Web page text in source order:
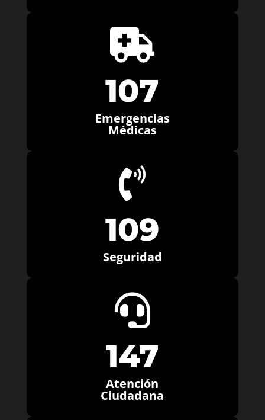

107
Emergencias
Médicas

109
Seguridad

147
Atención
Ciudadana